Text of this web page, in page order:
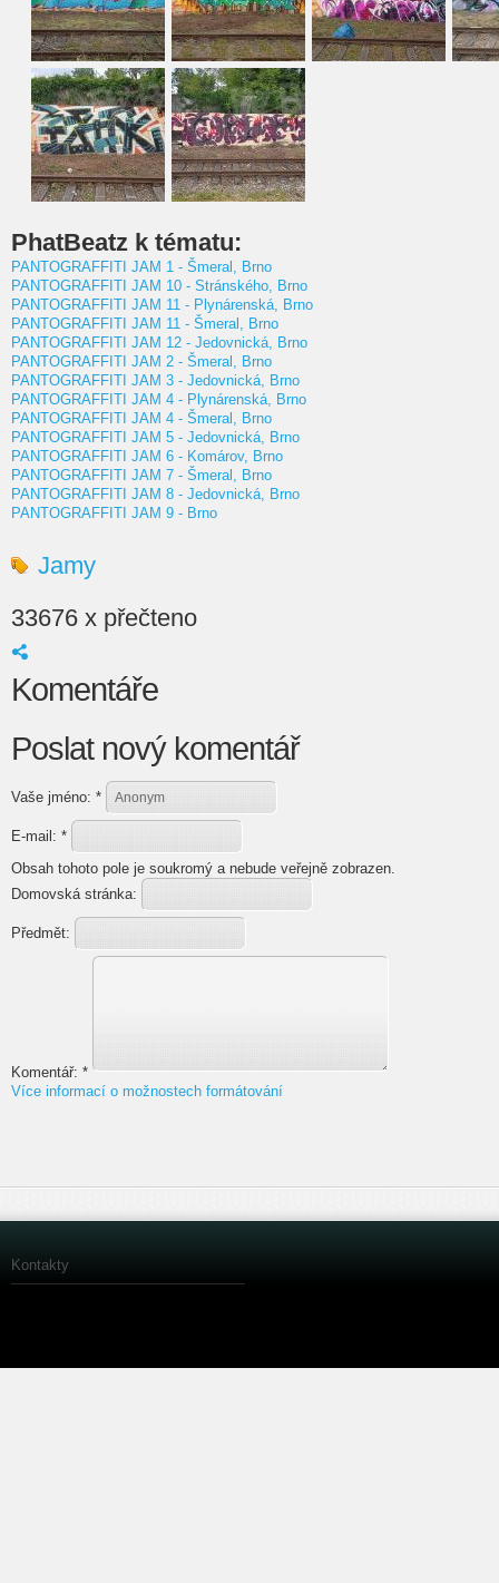
PhatBeatz k tématu:
PANTOGRAFFITI JAM 1 - Šmeral, Brno
PANTOGRAFFITI JAM 10 - Stránského, Brno
PANTOGRAFFITI JAM 11 - Plynárenská, Brno
PANTOGRAFFITI JAM 11 - Šmeral, Brno
PANTOGRAFFITI JAM 12 - Jedovnická, Brno
PANTOGRAFFITI JAM 2 - Šmeral, Brno
PANTOGRAFFITI JAM 3 - Jedovnická, Brno
PANTOGRAFFITI JAM 4 - Plynárenská, Brno
PANTOGRAFFITI JAM 4 - Šmeral, Brno
PANTOGRAFFITI JAM 5 - Jedovnická, Brno
PANTOGRAFFITI JAM 6 - Komárov, Brno
PANTOGRAFFITI JAM 7 - Šmeral, Brno
PANTOGRAFFITI JAM 8 - Jedovnická, Brno
PANTOGRAFFITI JAM 9 - Brno
Jamy
33676 x přečteno
Komentáře
Poslat nový komentář
Vaše jméno: *
E-mail: *
Obsah tohoto pole je soukromý a nebude veřejně zobrazen.
Domovská stránka:
Předmět:
Komentář: *
Více informací o možnostech formátování
Kontakty